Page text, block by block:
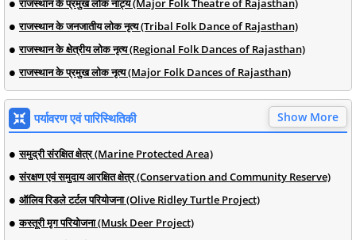
राजस्थान के जनजातीय लोक नृत्य (Tribal Folk Dance of Rajasthan)
राजस्थान के क्षेत्रीय लोक नृत्य (Regional Folk Dances of Rajasthan)
राजस्थान के प्रमुख लोक नृत्य (Major Folk Dances of Rajasthan)
पर्यावरण एवं पारिस्थितिकी Show More
समुद्री संरक्षित क्षेत्र (Marine Protected Area)
संरक्षण एवं समुदाय आरक्षित क्षेत्र (Conservation and Community Reserve)
ऑलिव रिडले टर्टल परियोजना (Olive Ridley Turtle Project)
कस्तूरी मृग परियोजना (Musk Deer Project)